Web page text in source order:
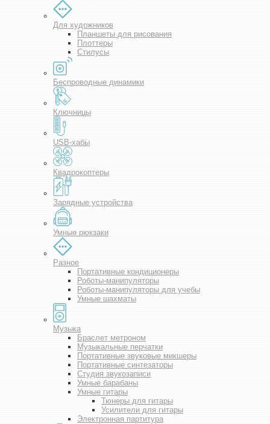
Для художников
Планшеты для рисования
Плоттеры
Стилусы
Беспроводные динамики
Ключницы
USB-хабы
Квадрокоптеры
Зарядные устройства
Умные рюкзаки
Разное
Портативные кондиционеры
Роботы-манипуляторы
Роботы-манипуляторы для учебы
Умные шахматы
Музыка
Браслет метроном
Музыкальные перчатки
Портативные звуковые микшеры
Портативные синтезаторы
Студия звукозаписи
Умные барабаны
Умные гитары
Тюнеры для гитары
Усилители для гитары
Электронная партитура